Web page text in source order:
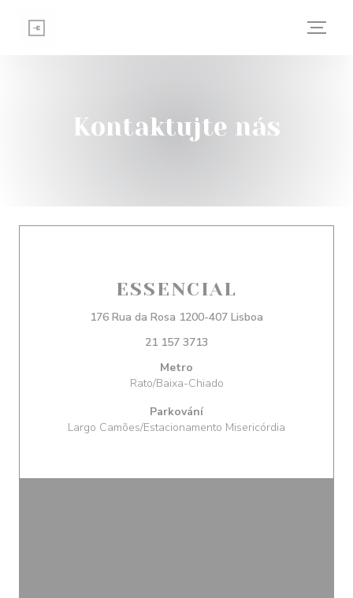
Kontaktujte nás
ESSENCIAL
176 Rua da Rosa 1200-407 Lisboa
21 157 3713
Metro
Rato/Baixa-Chiado
Parkování
Largo Camões/Estacionamento Misericórdia